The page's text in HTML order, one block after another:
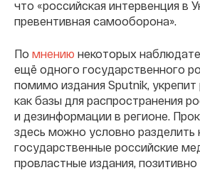
что «российская интервенция в
превентивная самооборона».
По мнению некоторых
ещё одного государственного
помимо издания Sputnik,
как базы для распространения
и дезинформации в регионе.
здесь можно условно разделить
государственные российские
провластные издания,